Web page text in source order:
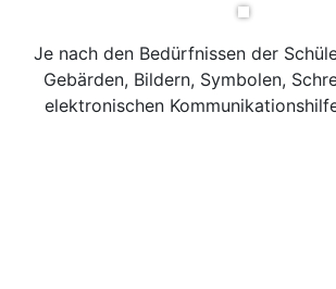
Je nach den Bedürfnissen der
Gebärden, Bildern, Symbolen,
elektronischen